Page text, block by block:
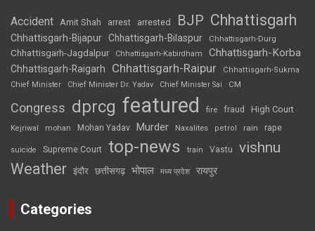
Accident Amit Shah arrest arrested BJP Chhattisgarh
Chhattisgarh-Bijapur Chhattisgarh-Bilaspur Chhattisgarh-Durg
Chhattisgarh-Jagdalpur Chhattisgarh-Kabirdham Chhattisgarh-Korba
Chhattisgarh-Raigarh Chhattisgarh-Raipur
Chhattisgarh-Sukma
Chief Minister
Chief Minister Dr. Yadav Chief Minister Sai CM
Congress dprcg featured fire fraud High Court
Kejriwal mohan Mohan Yadav Murder Naxalites petrol rain rape
suicide Supreme Court top-news train Vastu vishnu
Weather इंदौर छत्तीसगढ़ भोपाल मध्य प्रदेश रायपुर
Categories